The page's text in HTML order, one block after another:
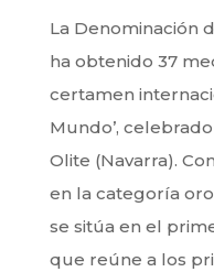
La Denominación
ha obtenido 37
certamen
Mundo’,
Olite (Navarra).
en la categoría
se sitúa en el
que reúne a los